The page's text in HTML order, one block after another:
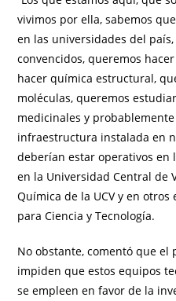
vivimos por ella, sabemos
en las universidades del
convencidos, queremos
hacer química estructural,
moléculas, queremos
medicinales y
infraestructura instalada en
deberían estar operativos en
en la Universidad Central de
Química de la UCV y en otros
para Ciencia y Tecnología.
No obstante, comentó que el
impiden que estos equipos
se empleen en favor de la